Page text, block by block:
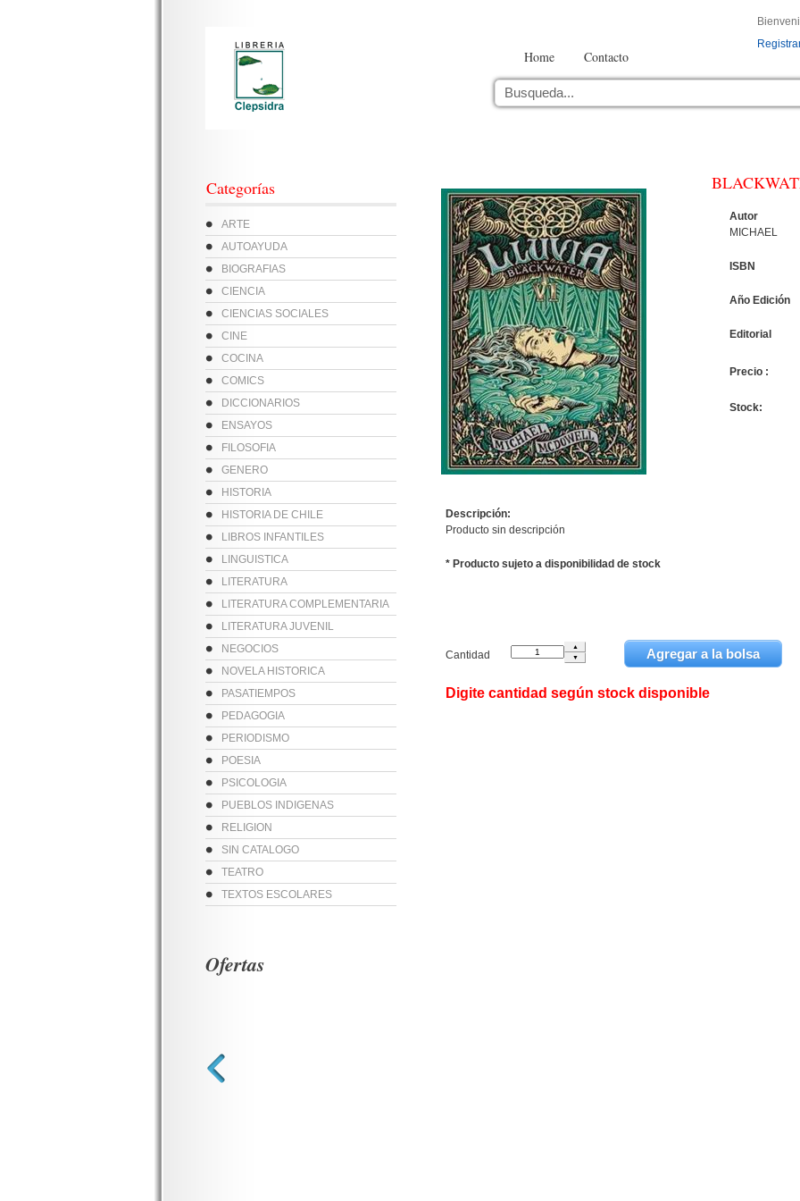
Home Contacto
Categorías
ARTE
AUTOAYUDA
BIOGRAFIAS
CIENCIA
CIENCIAS SOCIALES
CINE
COCINA
COMICS
DICCIONARIOS
ENSAYOS
FILOSOFIA
GENERO
HISTORIA
HISTORIA DE CHILE
LIBROS INFANTILES
LINGUISTICA
LITERATURA
LITERATURA COMPLEMENTARIA
LITERATURA JUVENIL
NEGOCIOS
NOVELA HISTORICA
PASATIEMPOS
PEDAGOGIA
PERIODISMO
POESIA
PSICOLOGIA
PUEBLOS INDIGENAS
RELIGION
SIN CATALOGO
TEATRO
TEXTOS ESCOLARES
Autor
MICHAEL
ISBN
Año Edición
Editorial
Precio :
Stock:
Descripción:
Producto sin descripción
* Producto sujeto a disponibilidad de stock
Cantidad
Digite cantidad según stock disponible
Ofertas